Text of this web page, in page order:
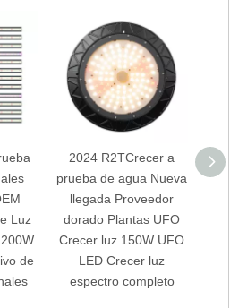
Luz
de
2024 R2TCrecer a
prueba de agua Nueva
llegada Proveedor
dorado Plantas UFO
Crecer luz 150W UFO
LED Crecer luz
espectro completo
2024